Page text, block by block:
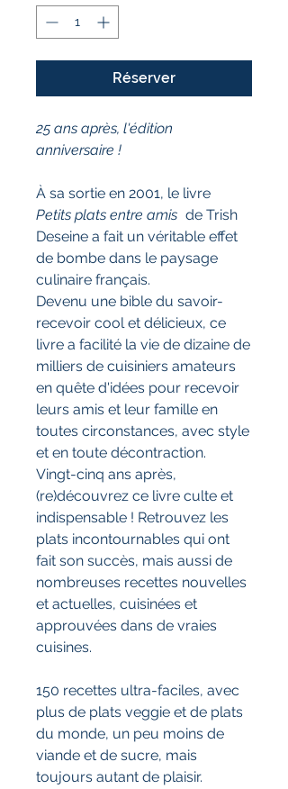
Réserver
25 ans après, l'édition
anniversaire !
À sa sortie en 2001, le livre
Petits plats entre amis de Trish
Deseine a fait un véritable effet
de bombe dans le paysage
culinaire français.
Devenu une bible du savoir-
recevoir cool et délicieux, ce
livre a facilité la vie de dizaine de
milliers de cuisiniers amateurs
en quête d'idées pour recevoir
leurs amis et leur famille en
toutes circonstances, avec style
et en toute décontraction.
Vingt-cinq ans après,
(re)découvrez ce livre culte et
indispensable ! Retrouvez les
plats incontournables qui ont
fait son succès, mais aussi de
nombreuses recettes nouvelles
et actuelles, cuisinées et
approuvées dans de vraies
cuisines.
150 recettes ultra-faciles, avec
plus de plats veggie et de plats
du monde, un peu moins de
viande et de sucre, mais
toujours autant de plaisir.